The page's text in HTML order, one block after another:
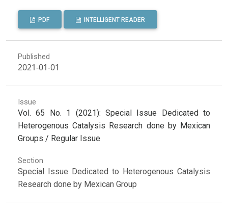
PDF INTELLIGENT READER
Published
2021-01-01
Issue
Vol. 65 No. 1 (2021): Special Issue Dedicated to
Heterogenous Catalysis Research done by Mexican
Groups / Regular Issue
Section
Special Issue Dedicated to Heterogenous Catalysis
Research done by Mexican Group